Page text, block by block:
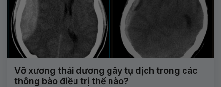
Vỡ xương thái dương gây tụ dịch trong các
thông bào điều trị thế nào?